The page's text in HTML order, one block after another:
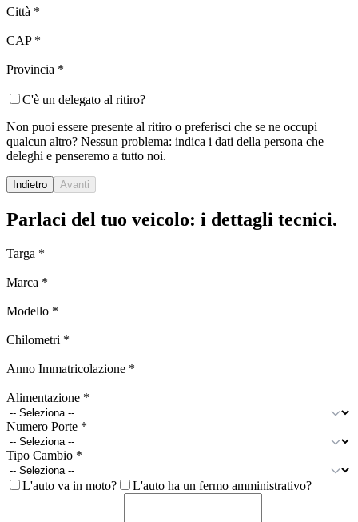
Città *
CAP *
Provincia *
C'è un delegato al ritiro?
Non puoi essere presente al ritiro o preferisci che se ne occupi
qualcun altro? Nessun problema: indica i dati della persona che
deleghi e penseremo a tutto noi.
Indietro Avanti
Parlaci del tuo veicolo: i dettagli tecnici.
Targa *
Marca *
Modello *
Chilometri *
Anno Immatricolazione *
Alimentazione *
Numero Porte *
Tipo Cambio *
L'auto va in moto? L'auto ha un fermo amministrativo?